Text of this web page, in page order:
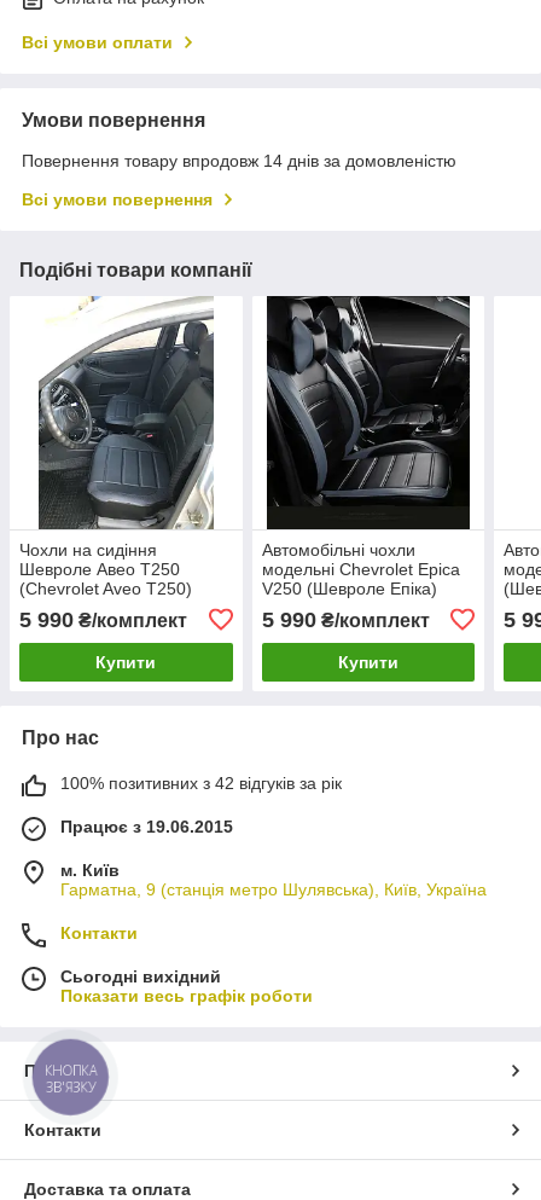
Всі умови оплати
Умови повернення
Повернення товару впродовж 14 днів за домовленістю
Всі умови повернення
Подібні товари компанії
Чохли на сидіння
Шевроле Авео Т250
(Chevrolet Aveo T250)
екошкіри Чорний Чорно-
білий
5 990 ₴/комплект
Купити
Автомобільні чохли
модельні Chevrolet Epica
V250 (Шевроле Епіка)
екошкіра
5 990₴/комплект
Купити
5
Про нас
100% позитивних з 42 відгуків за рік
Працює з 19.06.2015
м. Київ
Гарматна, 9 (станція метро Шулявська), Київ, Україна
Контакти
Сьогодні вихідний
Показати весь графік роботи
Про нас
Контакти
Доставка та оплата
КНОПКА
ЗВ'ЯЗКУ